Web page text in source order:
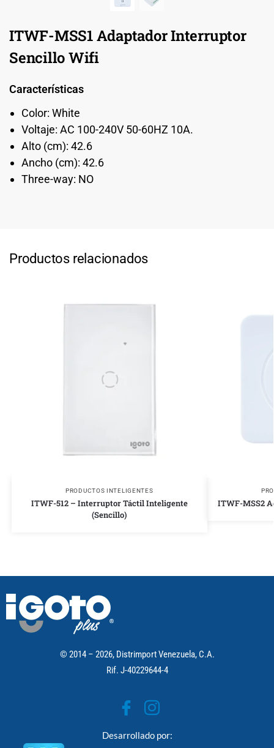
ITWF-MSS1 Adaptador Interruptor
Sencillo Wifi
Características
Color: White
Voltaje: AC 100-240V 50-60HZ 10A.
Alto (cm): 42.6
Ancho (cm): 42.6
Three-way: NO
Productos relacionados
PRODUCTOS INTELIGENTES
ITWF-512 – Interruptor Táctil Inteligente
(Sencillo)
ITWF-MSS2
© 2014 – 2026, Distrimport Venezuela, C.A.
Rif. J-40229644-4
Desarrollado por: